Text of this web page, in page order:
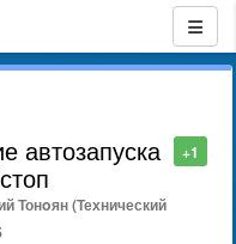
+1
автозапуска
Тонoян (Технический